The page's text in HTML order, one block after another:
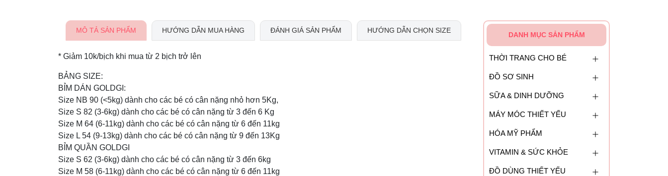
MÔ TẢ SẢN PHẨM HƯỚNG DẪN MUA HÀNG ĐÁNH GIÁ SẢN PHẨM HƯỚNG DẪN CHỌN SIZE
* Giảm 10k/bịch khi mua từ 2 bịch trở lên
BẢNG SIZE:
BỈM DÁN GOLDGI:
Size NB 90 (<5kg) dành cho các bé có cân nặng nhỏ hơn 5Kg,
Size S 82 (3-6kg) dành cho các bé có cân nặng từ 3 đến 6 Kg
Size M 64 (6-11kg) dành cho các bé có cân nặng từ 6 đến 11kg
Size L 54 (9-13kg) dành cho các bé có cân nặng từ 9 đến 13Kg
BỈM QUẦN GOLDGI
Size S 62 (3-6kg) dành cho các bé có cân nặng từ 3 đến 6kg
Size M 58 (6-11kg) dành cho các bé có cân nặng từ 6 đến 11kg
DANH MỤC SẢN PHẨM
THỜI TRANG CHO BÉ
ĐỒ SƠ SINH
SỮA & DINH DƯỠNG
MÁY MÓC THIẾT YẾU
HÓA MỸ PHẨM
VITAMIN & SỨC KHỎE
ĐỒ DÙNG THIẾT YẾU